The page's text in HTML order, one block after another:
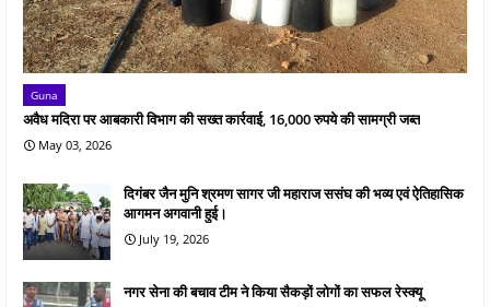
Guna
अवैध मदिरा पर आबकारी विभाग की सख्त कार्रवाई, 16,000 रुपये की सामग्री जब्त
May 03, 2026
दिगंबर जैन मुनि श्रमण सागर जी महाराज ससंघ की भव्य एवं ऐतिहासिक
आगमन अगवानी हुई।
July 19, 2026
नगर सेना की बचाव टीम ने किया सैकड़ों लोगों का सफल रेस्क्यू